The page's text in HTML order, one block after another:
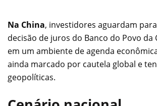
Na China, investidores aguardam
decisão de juros do Banco do Povo da
em um ambiente de agenda
ainda marcado por cautela global e
geopolíticas.